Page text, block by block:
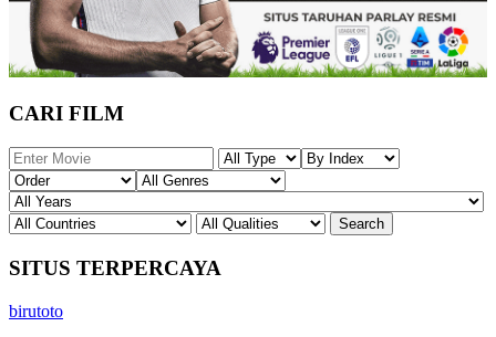
CARI FILM
SITUS TERPERCAYA
birutoto